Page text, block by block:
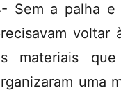
Sem a palha e
voltar
materiais
uma